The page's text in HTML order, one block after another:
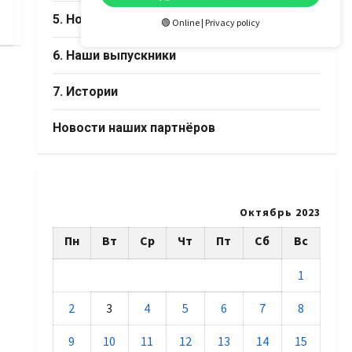
5. Новости нашего Дома
6. Наши выпускники
7. Истории
Новости наших партнёров
Октябрь 2023
Пн Вт Ср Чт Пт Сб Вс
1
2 3 4 5 6 7 8
9 10 11 12 13 14 15
🟢 Online | Privacy policy